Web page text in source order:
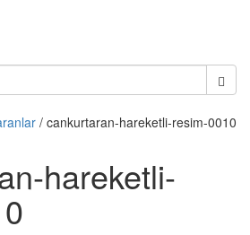
/ cankurtaran-hareketli-resim-0010
hareketli-